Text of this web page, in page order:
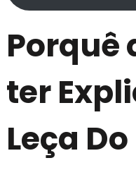
Porquê
ter
Leça